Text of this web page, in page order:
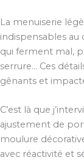
La menuiserie
indispensables
qui ferment mal,
serrure… Ces
gênants et
C’est là que
ajustement de
moulure
avec réactivité et